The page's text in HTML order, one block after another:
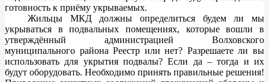
готовность к приёму укрываемых.
Жильцы МКД должны определиться будем ли мы
укрываться в подвальных помещениях, которые вошли в
утверждённый администрацией Волховского
муниципального района Реестр или нет? Разрешаете ли вы
использовать для укрытия подвалы? Если да – тогда и их
будут оборудовать. Необходимо принять правильные решения!